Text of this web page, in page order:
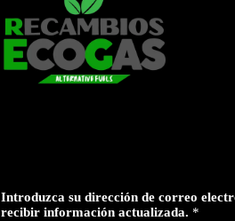
Introduzca su dirección de correo
recibir información actualizada. *